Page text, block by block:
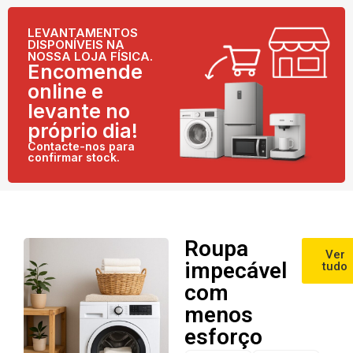
LEVANTAMENTOS
DISPONÍVEIS NA
NOSSA LOJA FÍSICA.
Encomende
online e
levante no
próprio dia!
Contacte-nos para
confirmar stock.
Roupa
impecável
com
menos
esforço
Ver
tudo